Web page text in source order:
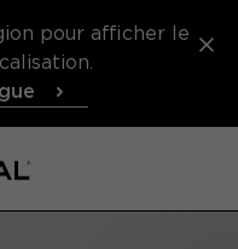
pour afficher le